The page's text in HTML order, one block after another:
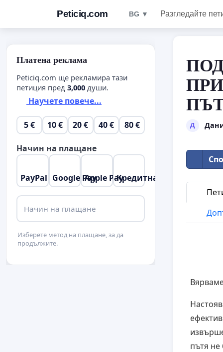
Peticiq.com BG ▼ Разгледайте
Д
пътя не
Платена реклама
Peticiq.com ще рекламира тази
петиция пред 3,000 души.
Научете повече...
5 € 10 € 20 € 40 € 80 €
Начин на плащане
PayPal Google PayApple PayКредитна карта
Начин на плащане
Изберете метод на плащане, за да
продължите.